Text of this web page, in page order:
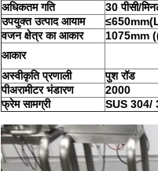
अधिकतम गति
30 पीसी/
उपयुक्त उत्पाद आयाम
वजन क्षेत्र का आकार
1075mm
आकार
अस्वीकृति प्रणाली
पुश रॉड
पीअरामीटर भंडारण
2000
फ्रेम सामग्री
SUS 304/